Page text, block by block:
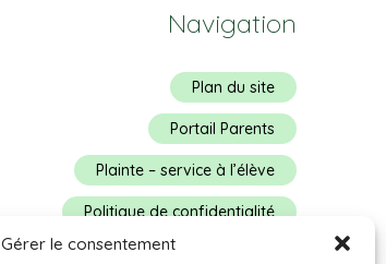
Gérer le consentement
Navigation
Plan du site
Portail Parents
Plainte – service à l’élève
Politique de confidentialité